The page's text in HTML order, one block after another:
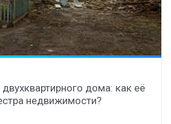
дома: как её
недвижимости?